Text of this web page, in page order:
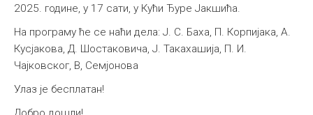
2025. године, у 17 сати, у Кући Ђуре Јакшића.
На програму ће се наћи дела: Ј. С. Баха, П. Корпијака, А.
Кусјакова, Д. Шостаковича, Ј. Такахашија, П. И.
Чајковског, В, Семјонова
Улаз је бесплатан!